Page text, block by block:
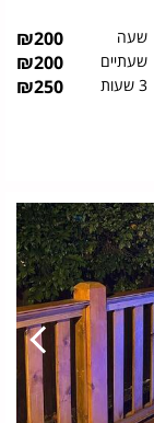
שעה ₪200
שעתיים ₪200
3 שעות ₪250